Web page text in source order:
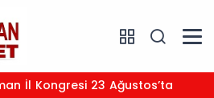
İl Kongresi 23 Ağustos’ta